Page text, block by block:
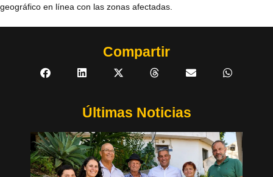
geográfico en línea con las zonas afectadas.
Compartir
Últimas Noticias